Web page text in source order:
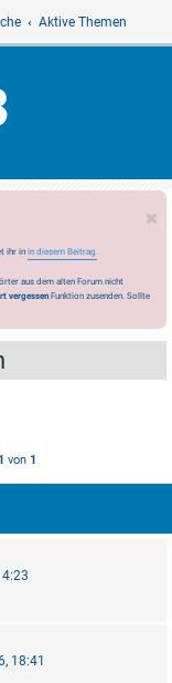
Aktive Themen
ihr in in diesem Beitrag.
aus dem alten Forum nicht
vergessen Funktion zusenden. Sollte
von 1
18:41